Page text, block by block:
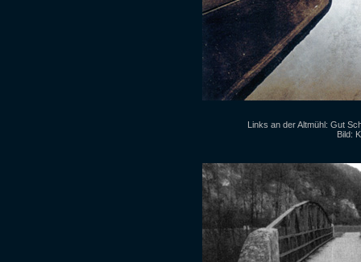
Links an der Altmühl: Gut
Bild: